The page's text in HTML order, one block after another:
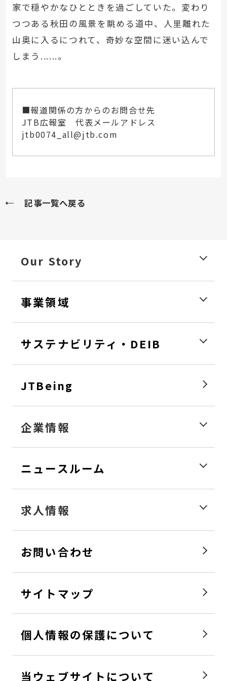
家で穏やかなひとときを過ごしていた。変わり
つつある秋田の風景を眺める道中、人里離れた
山奥に入るにつれて、奇妙な空間に迷い込んで
しまう......。
■報道関係の方からのお問合せ先
JTB広報室 代表メールアドレス
jtb0074_all@jtb.com
記事一覧へ戻る
Our Story
事業領域
サステナビリティ・DEIB
JTBeing
企業情報
ニュースルーム
求人情報
お問い合わせ
サイトマップ
個人情報の保護について
当ウェブサイトについて